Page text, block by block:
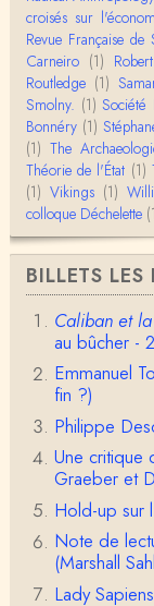
Merci
âtons-
Momo
mage
Merci
sur les
l…
anne
Bonjour,
ain
Claude
ens de
croisés sur
Revue Française de
Carneiro (1)
Routledge (1)
Smolny. (1) Société
Bonnéry (1)
(1) The
Théorie de l'État (1)
(1) Vikings (1)
colloque Déchelette
BILLETS LES
Caliban et
au bûcher -
Emmanuel
fin ?)
Philippe
Une critique
Graeber et
Hold-up sur
Note de
(Marshall
Lady